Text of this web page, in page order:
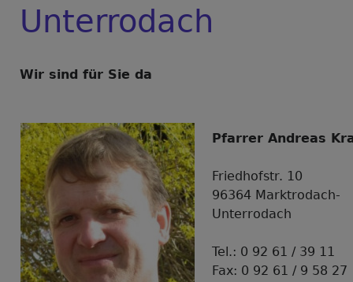
Unterrodach
Wir sind für Sie da
Pfarrer Andreas
Friedhofstr. 10
96364 Marktrodach-
Unterrodach
Tel.: 0 92 61 / 39 11
Fax: 0 92 61 / 9 58 27